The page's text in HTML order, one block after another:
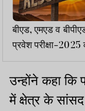
बीएड, एमएड व
प्रवेश परीक्षा-2025
संशोधित परिणाम जारी
उन्होंने कहा कि
में क्षेत्र के सांसद